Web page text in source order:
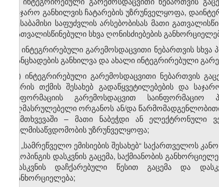
საჯარო განხილვის ჩატარების უზრუნველყოფა,
შესაბამისი საფუძვლის არსებობისას მათი
გათვალისწინებული სხვა ღონისძიებების
გ) ინტეგრირებული გარემოსდაცვითი ნებართვის სხვა
განცხადების განხილვა და ახალი ინტეგრირებული
დ) ინტეგრირებული გარემოსდაცვითი ნებართვის
უარის თქმის შესახებ გადაწყვეტილებების და
ინფორმაციის გარემოსდაცვით საინფორმაციო
აღმასრულებელი ორგანოს ან/და
შემთხვევაში – მათი ნაბეჭდი ან ელექტრონული
ხელმისაწვდომობის უზრუნველყოფა;
ე) „სამრეწველო ემისიების შესახებ“ საქართველოს
სკოპინგის დასკვნის გაცემა, საქმიანობის
დასკვნის დაჩქარებული წესით გაცემა და
განხორციელება;